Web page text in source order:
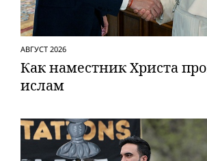
АВГУСТ 2026
Как наместник Христа
ислам